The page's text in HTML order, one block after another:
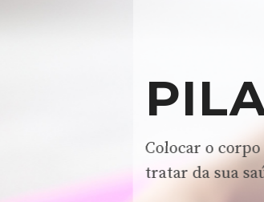
em sintonia, prevenir lesões e
fazer pilates conosco.